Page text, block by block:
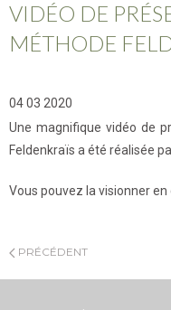
VIDÉO DE
MÉTHODE
04 03 2020
Une magnifique vidéo de
Feldenkraïs a été réalisée
Vous pouvez la visionner
PRÉCÉDENT